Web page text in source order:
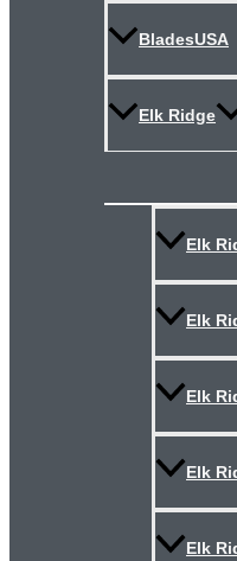
BladesUSA
Elk Ridge
Elk
Elk
Elk
Elk
Elk